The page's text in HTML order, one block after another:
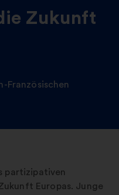
Zukunft
Französischen
partizipativen
Europas. Junge